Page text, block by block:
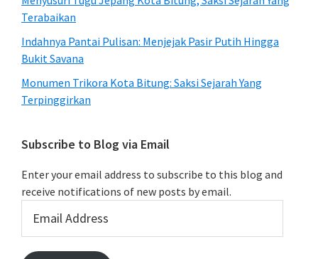
Terabaikan
Indahnya Pantai Pulisan: Menjejak Pasir Putih Hingga
Bukit Savana
Monumen Trikora Kota Bitung: Saksi Sejarah Yang
Terpinggirkan
Subscribe to Blog via Email
Enter your email address to subscribe to this blog and
receive notifications of new posts by email.
Address